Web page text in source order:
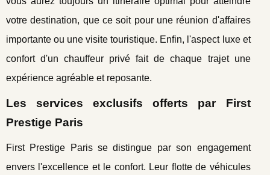
votre destination, que ce soit pour une réunion d'affaires
importante ou une visite touristique. Enfin, l'aspect luxe et
confort d'un chauffeur privé fait de chaque trajet une
expérience agréable et reposante.
Les services exclusifs offerts par First
Prestige Paris
First Prestige Paris se distingue par son engagement
envers l'excellence et le confort. Leur flotte de véhicules